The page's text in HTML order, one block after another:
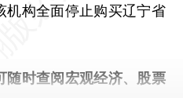
机构全面停止购买辽宁省
随时查阅宏观经济、股票